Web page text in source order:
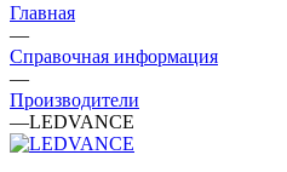
Главная
—
Справочная информация
—
Производители
—LEDVANCE